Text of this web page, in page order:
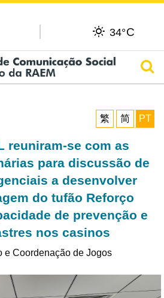
34°C
繁
简 PT
reuniram-se com as
para discussão de
a desenvolver
do tufão Reforço
de prevenção e
nos casinos
e Coordenação de Jogos